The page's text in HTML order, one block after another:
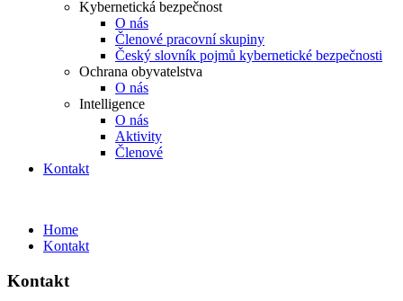
Kybernetická bezpečnost
O nás
Členové pracovní skupiny
Český slovník pojmů kybernetické bezpečnosti
Ochrana obyvatelstva
O nás
Intelligence
O nás
Aktivity
Členové
Kontakt
Home
Kontakt
Kontakt